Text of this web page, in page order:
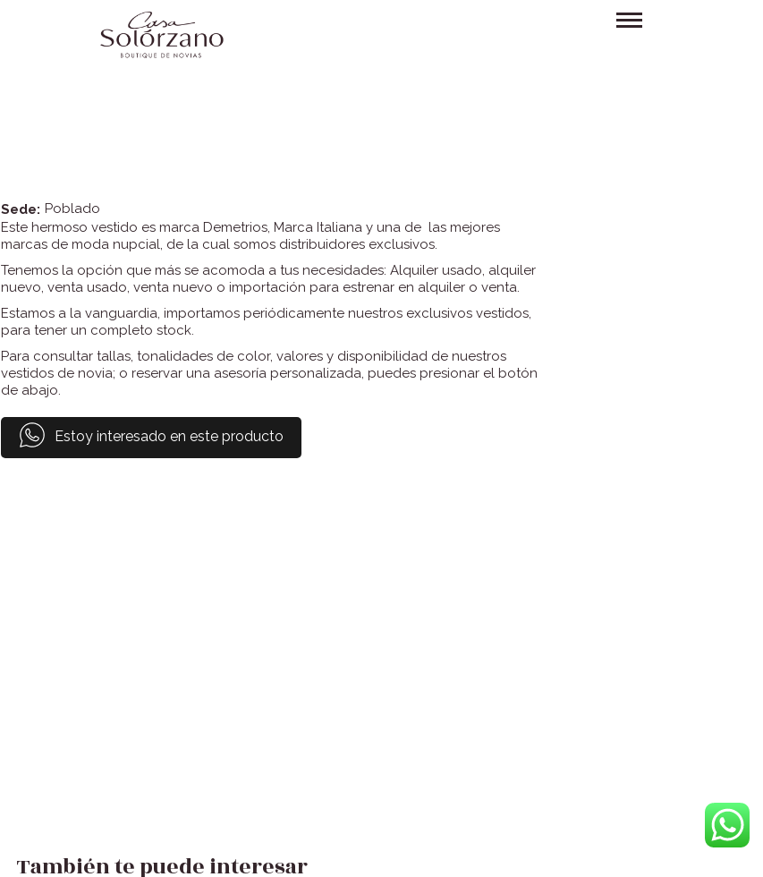
Sede: Poblado
Este hermoso vestido es marca Demetrios, Marca Italiana y una de las mejores
marcas de moda nupcial, de la cual somos distribuidores exclusivos.
Tenemos la opción que más se acomoda a tus necesidades: Alquiler usado, alquiler
nuevo, venta usado, venta nuevo o importación para estrenar en alquiler o venta.
Estamos a la vanguardia, importamos periódicamente nuestros exclusivos vestidos,
para tener un completo stock.
Para consultar tallas, tonalidades de color, valores y disponibilidad de nuestros
vestidos de novia; o reservar una asesoría personalizada, puedes presionar el botón
de abajo.
Estoy interesado en este producto
También te puede interesar